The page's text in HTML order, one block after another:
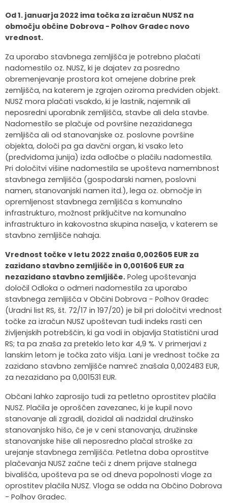
Od 1. januarja 2022 ima točka za izračun NUSZ na
območju občine Dobrova - Polhov Gradec novo
vrednost.
Za uporabo stavbnega zemljišča je potrebno plačati
nadomestilo oz. NUSZ, ki je dajatev za posredno
obremenjevanje prostora kot omejene dobrine prek
zemljišča, na katerem je zgrajen oziroma predviden objekt.
NUSZ mora plačati vsakdo, ki je lastnik, najemnik ali
neposredni uporabnik zemljišča, stavbe ali dela stavbe.
Nadomestilo se plačuje od površine nezazidanega
zemljišča ali od stanovanjske oz. poslovne površine
objekta, določi pa ga davčni organ, ki vsako leto
(predvidoma junija) izda odločbe o plačilu nadomestila.
Pri določitvi višine nadomestila se upošteva namembnost
stavbnega zemljišča (gospodarski namen, poslovni
namen, stanovanjski namen itd.), lega oz. območje in
opremljenost stavbnega zemljišča s komunalno
infrastrukturo, možnost priključitve na komunalno
infrastrukturo in kakovostna skupina naselja, v katerem se
stavbno zemljišče nahaja.
Vrednost točke v letu 2022 znaša 0,002605 EUR za
zazidano stavbno zemljišče in 0,001606 EUR za
nezazidano stavbno zemljišče. Poleg upoštevanja
določil Odloka o odmeri nadomestila za uporabo
stavbnega zemljišča v Občini Dobrova - Polhov Gradec
(Uradni list RS, št. 72/17 in 197/20) je bil pri določitvi vrednost
točke za izračun NUSZ upoštevan tudi indeks rasti cen
življenjskih potrebščin, ki ga vodi in objavlja Statistični urad
RS; ta pa znaša za preteklo leto kar 4,9 %. V primerjavi z
lanskim letom je točka zato višja. Lani je vrednost točke za
zazidano stavbno zemljišče namreč znašala 0,002483 EUR,
za nezazidano pa 0,001531 EUR.
Občani lahko zaprosijo tudi za petletno oprostitev plačila
NUSZ. Plačila je oproščen zavezanec, ki je kupil novo
stanovanje ali zgradil, dozidal ali nadzidal družinsko
stanovanjsko hišo, če je v ceni stanovanja, družinske
stanovanjske hiše ali neposredno plačal stroške za
urejanje stavbnega zemljišča. Petletna doba oprostitve
plačevanja NUSZ začne teči z dnem prijave stalnega
bivališča, upošteva pa se od dneva popolnosti vloge za
oprostitev plačila NUSZ. Vloga se odda na Občino Dobrova
- Polhov Gradec.
Krajevne skupnosti
Gasilstvo in civilna zaščita
Občinski nagrajenci
Strateški dokumenti
Javni zavod Polhograjska graščina
Turistična taksa
Vprašajte občino
Predlagajte občini
Oskrba najdenih živali
Letovanje za starejše
Organizacije s področja socialnega varstva
Portal eUprava
Zasebni vrtci in varuhi predšolskih otrok
Merilniki hitrosti
Lokalni ponudniki hrane in izdelkov
Trajnostni razvoj turizma
Župnije
Osmrtnice
Cenik storitev
Režijski obrat
JP VOKA SNAGA